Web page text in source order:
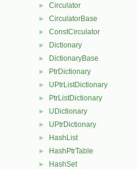
► Circulator
► CirculatorBase
► ConstCirculator
► Dictionary
► DictionaryBase
► PtrDictionary
► UPtrListDictionary
► PtrListDictionary
► UDictionary
► UPtrDictionary
► HashList
► HashPtrTable
► HashSet